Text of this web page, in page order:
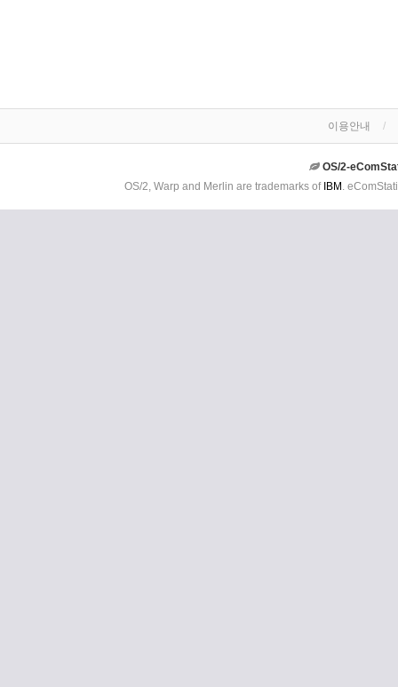
이용안내
OS/2-
OS/2, Warp and Merlin are trademarks of IBM .